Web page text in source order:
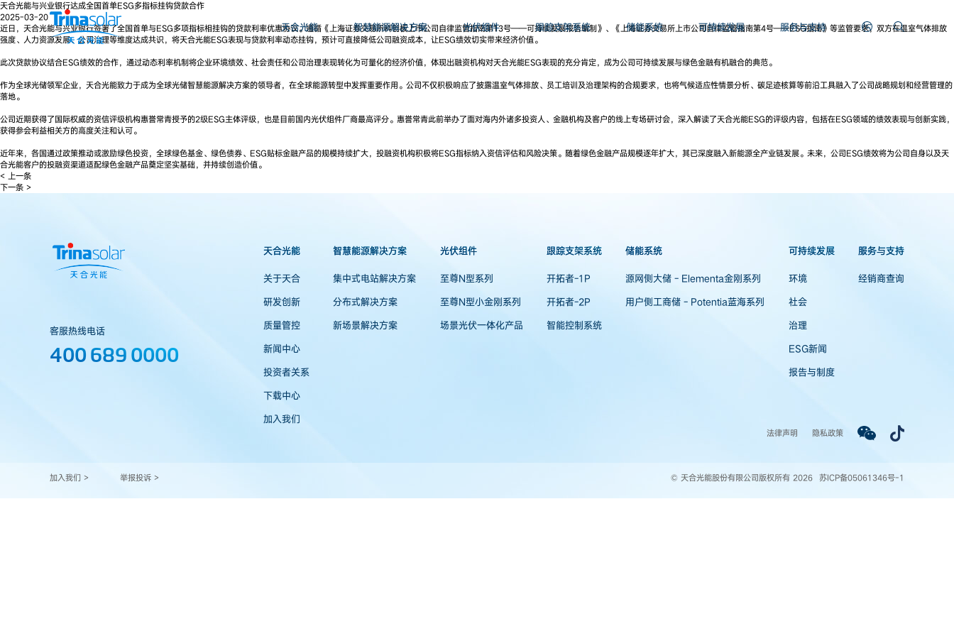
天合光能 智慧能源解决方案 光伏组件 跟踪支架系统 储能系统 可持续发展 服务与支持
天合光能与兴业银行达成全国首单ESG多指标挂钩贷款合作
2025-03-20
近日，天合光能与兴业银行签署了全国首单与ESG多项指标相挂钩的贷款利率优惠协议。遵循《上海证券交易所科创板上市公司自律监管指南第13号——可持续发展报告编制》、《上海证券交易所上市公司自律监管指南第4号——ESG指南》等监管要求，双方在温室气体排放
强度、人力资源发展、公司治理等维度达成共识，将天合光能ESG表现与贷款利率动态挂钩，预计可直接降低公司融资成本，让ESG绩效切实带来经济价值。
此次贷款协议结合ESG绩效的合作，通过动态利率机制将企业环境绩效、社会责任和公司治理表现转化为可量化的经济价值，体现出融资机构对天合光能ESG表现的充分肯定，成为公司可持续发展与绿色金融有机融合的典范。
作为全球光储领军企业，天合光能致力于成为全球光储智慧能源解决方案的领导者，在全球能源转型中发挥重要作用。公司不仅积极响应了披露温室气体排放、员工培训及治理架构的合规要求，也将气候适应性情景分析、碳足迹核算等前沿工具融入了公司战略规划和经营管理的
落地。
公司近期获得了国际权威的资信评级机构惠誉常青授予的2级ESG主体评级，也是目前国内光伏组件厂商最高评分。惠誉常青此前举办了面对海内外诸多投资人、金融机构及客户的线上专场研讨会，深入解读了天合光能ESG的评级内容，包括在ESG领域的绩效表现与创新实践，
获得参会利益相关方的高度关注和认可。
近年来，各国通过政策推动或激励绿色投资，全球绿色基金、绿色债券、ESG贴标金融产品的规模持续扩大，投融资机构积极将ESG指标纳入资信评估和风险决策。随着绿色金融产品规模逐年扩大，其已深度融入新能源全产业链发展。未来，公司ESG绩效将为公司自身以及天
合光能客户的投融资渠道适配绿色金融产品奠定坚实基础，并持续创造价值。
< 上一条
下一条 >
客服热线电话
400 689 0000
天合光能
关于天合
研发创新
质量管控
新闻中心
投资者关系
下载中心
加入我们
智慧能源解决方案
集中式电站解决方案
分布式解决方案
新场景解决方案
光伏组件
至尊N型系列
至尊N型小金刚系列
场景光伏一体化产品
跟踪支架系统
开拓者-1P
开拓者-2P
智能控制系统
储能系统
源网侧大储 - Elementa金刚系列
用户侧工商储 - Potentia蓝海系列
可持续发展
环境
社会
治理
ESG新闻
报告与制度
服务与支持
经销商查询
法律声明 隐私政策
加入我们 > 举报投诉 > © 天合光能股份有限公司版权所有 2026 苏ICP备05061346号-1